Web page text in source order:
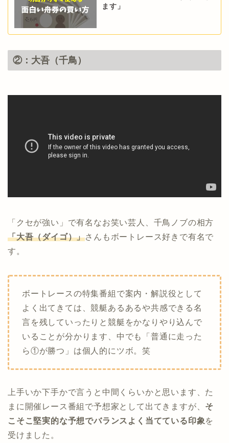
ます」
②：大吾（千鳥）
「クセが強い」で有名なお笑い芸人、千鳥ノブの相方
「大吾（ダイゴ）」さんもボートレース好きで有名で
す。
ボートレースの特集番組で案内・解説役として
よく出てきては、競艇あるあるや共感できる名
言を残していったりと競艇をかなりやり込んで
いることが分かります、中でも「普通に走った
ら①が勝つ」は個人的にツボ。笑
上手いか下手かで言うと中間くらいかと思います、た
まに開催レース番組で予想家として出てきますが、 そ
こそこ堅実的な予想でバランスよく当てている印象を
受けました。